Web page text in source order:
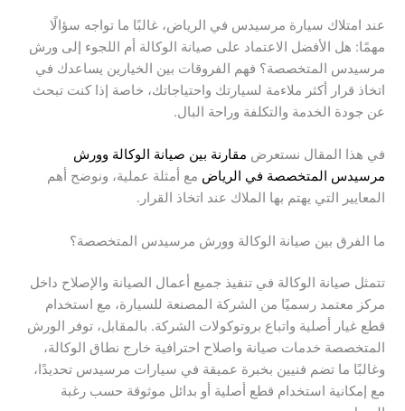
عند امتلاك سيارة مرسيدس في الرياض، غالبًا ما تواجه سؤالًا
مهمًا: هل الأفضل الاعتماد على صيانة الوكالة أم اللجوء إلى ورش
مرسيدس المتخصصة؟ فهم الفروقات بين الخيارين يساعدك في
اتخاذ قرار أكثر ملاءمة لسيارتك واحتياجاتك، خاصة إذا كنت تبحث
عن جودة الخدمة والتكلفة وراحة البال.
في هذا المقال نستعرض مقارنة بين صيانة الوكالة وورش
مرسيدس المتخصصة في الرياض مع أمثلة عملية، ونوضح أهم
المعايير التي يهتم بها الملاك عند اتخاذ القرار.
ما الفرق بين صيانة الوكالة وورش مرسيدس المتخصصة؟
تتمثل صيانة الوكالة في تنفيذ جميع أعمال الصيانة والإصلاح داخل
مركز معتمد رسميًا من الشركة المصنعة للسيارة، مع استخدام
قطع غيار أصلية واتباع بروتوكولات الشركة. بالمقابل، توفر الورش
المتخصصة خدمات صيانة واصلاح احترافية خارج نطاق الوكالة،
وغالبًا ما تضم فنيين بخبرة عميقة في سيارات مرسيدس تحديدًا،
مع إمكانية استخدام قطع أصلية أو بدائل موثوقة حسب رغبة